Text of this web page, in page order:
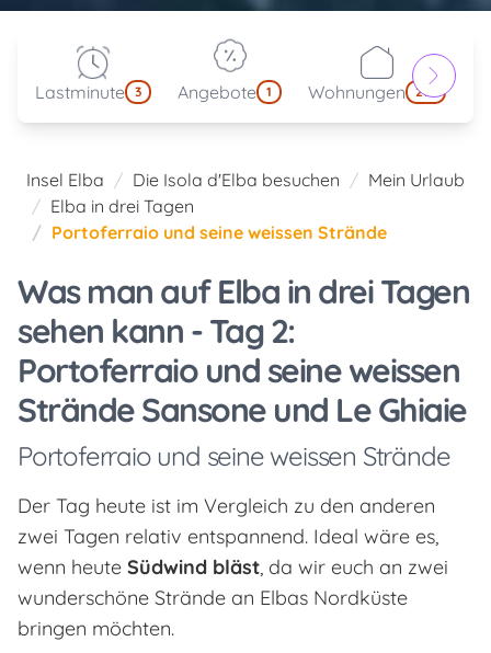
Lastminute 3 Angebote 1 Wohnungen 214
Insel Elba Die Isola d'Elba besuchen
Mein Urlaub
Elba in drei Tagen
Portoferraio und seine weissen Strände
Was man auf Elba in drei Tagen
sehen kann - Tag 2:
Portoferraio und seine weissen
Strände Sansone und Le Ghiaie
Portoferraio und seine weissen Strände
Der Tag heute ist im Vergleich zu den anderen
zwei Tagen relativ entspannend. Ideal wäre es,
wenn heute Südwind bläst, da wir euch an zwei
wunderschöne Strände an Elbas Nordküste
bringen möchten.